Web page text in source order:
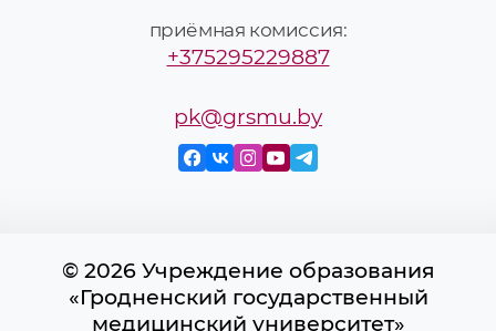
приёмная комиссия:
+375295229887
pk@grsmu.by
© 2026 Учреждение образования
«Гродненский государственный
медицинский университет»